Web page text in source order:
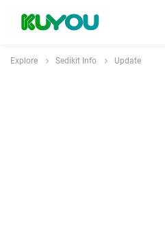
Explore Sedikit Info Update